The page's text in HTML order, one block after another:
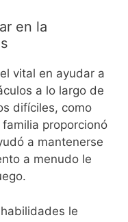
en la
vital en ayudar a
a lo largo de
difíciles, como
proporcionó
a mantenerse
a menudo le
le